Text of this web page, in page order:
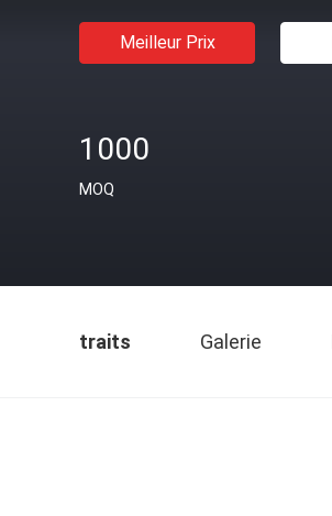
Meilleur Prix
1000
MOQ
traits Galerie